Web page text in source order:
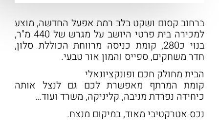
ברחוב קסום ושקט בלב רמת אפעל החדשה, מוצע
למכירה בית פרטי היושב על מגרש של 440 מ"ר,
בנוי כ280, קומת כניסה מרווחת הכוללת סלון,
חדר משחקים, ספייס והמון אור טבעי.
הבית מחולק חכם ופונקציונאלי
קומת המרתף מאפשרת לכם גם לנצל אותה
כיחידה נפרדת מניבה, קליניקה, משרד ועוד…
נכס אטרקטיבי מאוד, במיקום מנצח.